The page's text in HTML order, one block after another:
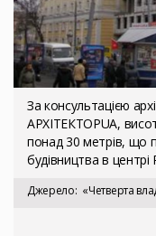
За консультацією
АРХІТЕКТОРUA,
понад 30 метрів, що
будівництва в центрі
Джерело «Четверта